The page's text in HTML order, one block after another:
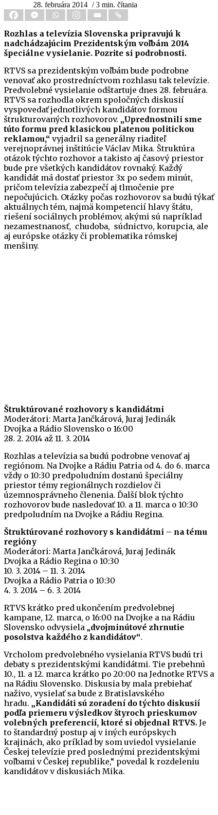
28. februára 2014 / 3 min. čítania
Rozhlas a televízia Slovenska pripravujú k
nadchádzajúcim Prezidentským voľbám 2014
špeciálne vysielanie. Pozrite si podrobnosti.
RTVS sa prezidentským voľbám bude podrobne
venovať ako prostredníctvom rozhlasu tak televízie.
Predvolebné vysielanie odštartuje dnes 28. februára.
RTVS sa rozhodla okrem spoločných diskusií
vyspovedať jednotlivých kandidátov formou
štrukturovaných rozhovorov. „Uprednostnili sme
túto formu pred klasickou platenou politickou
reklamou,“ vyjadril sa generálny riaditeľ
verejnoprávnej inštitúcie Václav Mika. Štruktúra
otázok týchto rozhovor a takisto aj časový priestor
bude pre všetkých kandidátov rovnaký. Každý
kandidát má dostať priestor 3x po sedem minút,
pričom televízia zabezpečí aj tlmočenie pre
nepočujúcich. Otázky počas rozhovorov sa budú týkať
aktuálnych tém, najmä kompetencií hlavy štátu,
riešení sociálnych problémov, akými sú napríklad
nezamestnanosť, chudoba, súdnictvo, korupcia, ale
aj európske otázky či problematika rómskej
menšiny.
Štruktúrované rozhovory s kandidátmi
Moderátori: Marta Jančkárová, Juraj Jedinák
Dvojka a Rádio Slovensko o 16:00
28. 2. 2014 až 11. 3. 2014
Rozhlas a televízia sa budú podrobne venovať aj
regiónom. Na Dvojke a Rádiu Patria od 4. do 6. marca
vždy o 10:30 predpoludním dostanú špeciálny
priestor témy regionálnych rozdielov či
územnosprávneho členenia. Ďalší blok týchto
rozhovorov bude nasledovať 10. a 11. marca o 10:30
predpoludním na Dvojke a Rádiu Regina.
Štruktúrované rozhovory s kandidátmi – na tému
regióny
Moderátori: Marta Jančkárová, Juraj Jedinák
Dvojka a Rádio Regina o 10:30
10. 3. 2014 – 11. 3. 2014
Dvojka a Rádio Patria o 10:30
4. 3. 2014 – 6. 3. 2014
RTVS krátko pred ukončením predvolebnej
kampane, 12. marca, o 16:00 na Dvojke a na Rádiu
Slovensko odvysiela „dvojminútové zhrnutie
posolstva každého z kandidátov“.
Vrcholom predvolebného vysielania RTVS budú tri
debaty s prezidentskými kandidátmi. Tie prebehnú
10., 11. a 12. marca krátko po 20:00 na Jednotke RTVS a
na Rádiu Slovensko. Diskusia by mala prebiehať
naživo, vysielať sa bude z Bratislavského
hradu. „Kandidáti sú zoradení do týchto diskusií
podľa priemeru výsledkov štyroch prieskumov
volebných preferencií, ktoré si objednal RTVS. Je
to štandardný postup aj v iných európskych
krajinách, ako príklad by som uviedol vysielanie
Českej televízie pred poslednými prezidentskými
voľbami v Českej republike,“ povedal k rozdeleniu
kandidátov v diskusiách Mika.